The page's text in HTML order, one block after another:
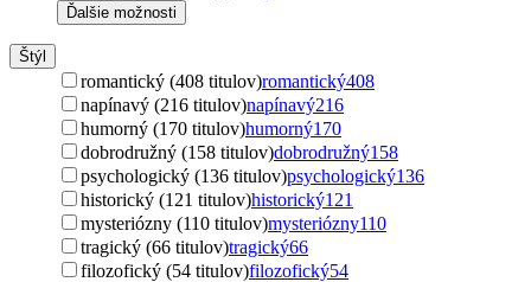
Ďalšie možnosti
Štýl
romantický (408 titulov)romantický408
napínavý (216 titulov)napínavý216
humorný (170 titulov)humorný170
dobrodružný (158 titulov)dobrodružný158
psychologický (136 titulov)psychologický136
historický (121 titulov)historický121
mysteriózny (110 titulov)mysteriózny110
tragický (66 titulov)tragický66
filozofický (54 titulov)filozofický54